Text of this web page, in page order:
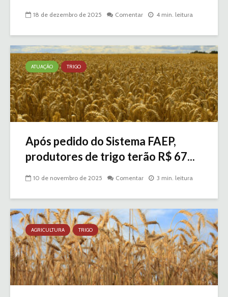
18 de dezembro de 2025 Comentar 4 min. leitura
ATUAÇÃO TRIGO
Após pedido do Sistema FAEP,
produtores de trigo terão R$ 67...
10 de novembro de 2025 Comentar 3 min. leitura
AGRICULTURA TRIGO